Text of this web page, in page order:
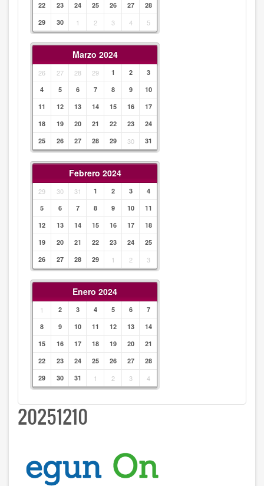
22
23 24 25 26 27
28
29
30 1 2 3 4 5
Marzo 2024
26 27 28 29 1 2
3
4
5 6 7 8 9
10
11
12 13 14 15 16
17
18
19 20 21 22 23
24
25
26 27 28 29 30 31
Febrero 2024
29 30 31 1 2 3
4
5
6 7 8 9 10
11
12
13 14 15 16 17
18
19
20 21 22 23 24
25
26
27 28 29 1 2 3
Enero 2024
1 2 3 4 5 6
7
8
9 10 11 12 13
14
15
16 17 18 19 20
21
22
23 24 25 26 27
28
29
30 31 1 2 3 4
20251210